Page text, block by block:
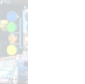
disfrutar!